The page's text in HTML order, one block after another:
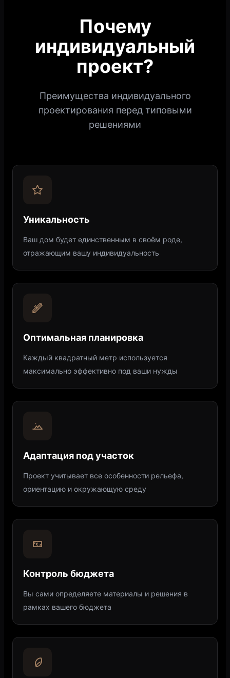
Почему
индивидуальный
проект?
Преимущества индивидуального
проектирования перед типовыми
решениями
Уникальность
Ваш дом будет единственным в своём роде,
отражающим вашу индивидуальность
Оптимальная планировка
Каждый квадратный метр используется
максимально эффективно под ваши нужды
Адаптация под участок
Проект учитывает все особенности рельефа,
ориентацию и окружающую среду
Контроль бюджета
Вы сами определяете материалы и решения в
рамках вашего бюджета